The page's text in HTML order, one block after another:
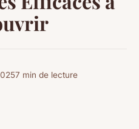
7 min de lecture